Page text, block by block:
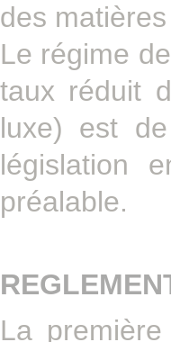
des
Le régime
taux réduit
luxe) est
législation
préalable.
La